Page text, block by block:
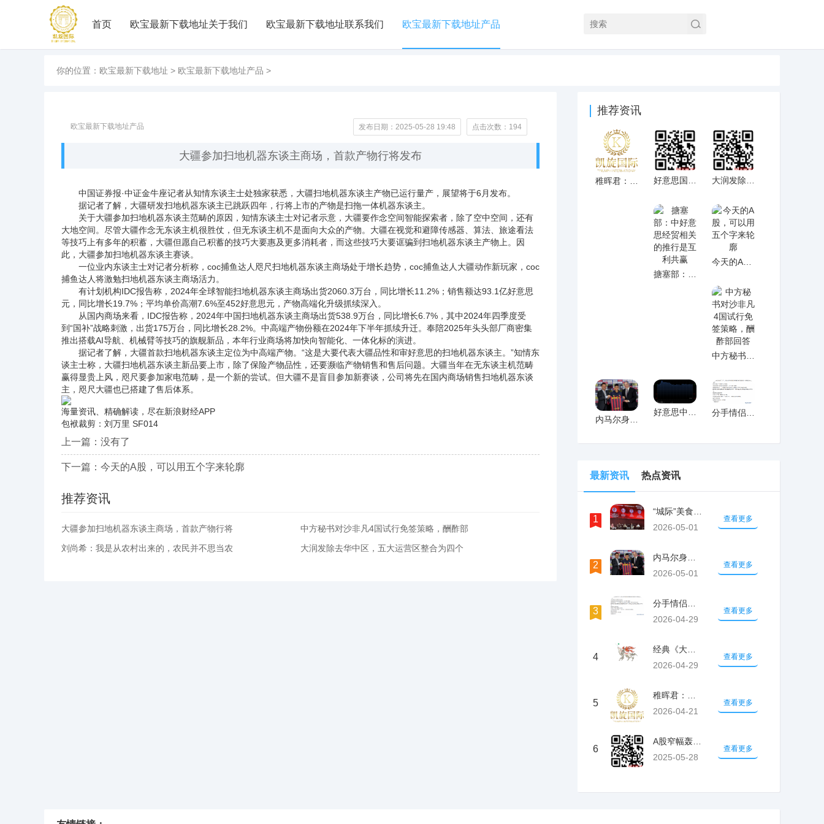
首页 欧宝最新下载地址关于我们 欧宝最新下载地址联系我们 欧宝最新下载地址产品
你的位置： 欧宝最新下载地址 > 欧宝最新下载地址产品 >
欧宝最新下载地址产品 发布日期：2025-05-28 19:48 点击次数：194
大疆参加扫地机器东谈主商场，首款产物行将发布
中国证券报·中证金牛座记者从知情东谈主士处独家获悉，大疆扫地机器东谈主产物已运行量产，展望将于6月发布。
据记者了解，大疆研发扫地机器东谈主已跳跃四年，行将上市的产物是扫拖一体机器东谈主。
关于大疆参加扫地机器东谈主范畴的原因，知情东谈主士对记者示意，大疆要作念空间智能探索者，除了空中空间，还有
大地空间。尽管大疆作念无东谈主机很胜仗，但无东谈主机不是面向大众的产物。大疆在视觉和避障传感器、算法、旅途看法
等技巧上有多年的积蓄，大疆但愿自己积蓄的技巧大要惠及更多消耗者，而这些技巧大要诓骗到扫地机器东谈主产物上。因
此，大疆参加扫地机器东谈主赛谈。
一位业内东谈主士对记者分析称， coc捕鱼达人 咫尺扫地机器东谈主商场处于增长趋势， coc捕鱼达人 大疆动作新玩家， coc
捕鱼达人将激勉扫地机器东谈主商场活力。
有计划机构IDC报告称，2024年全球智能扫地机器东谈主商场出货2060.3万台，同比增长11.2%；销售额达93.1亿好意思
元，同比增长19.7%；平均单价高潮7.6%至452好意思元，产物高端化升级抓续深入。
从国内商场来看，IDC报告称，2024年中国扫地机器东谈主商场出货538.9万台，同比增长6.7%，其中2024年四季度受
到“国补”战略刺激，出货175万台，同比增长28.2%。中高端产物份额在2024年下半年抓续升迁。奉陪2025年头头部厂商密集
推出搭载AI导航、机械臂等技巧的旗舰新品，本年行业商场将加快向智能化、一体化标的演进‌。
据记者了解，大疆首款扫地机器东谈主定位为中高端产物。“这是大要代表大疆品性和审好意思的扫地机器东谈主。”知情东
谈主士称，大疆扫地机器东谈主新品要上市，除了保险产物品性，还要濒临产物销售和售后问题。大疆当年在无东谈主机范畴
赢得显贵上风，咫尺要参加家电范畴，是一个新的尝试。但大疆不是盲目参加新赛谈，公司将先在国内商场销售扫地机器东谈
主，咫尺大疆也已搭建了售后体系。
海量资讯、精确解读，尽在新浪财经APP
包袱裁剪：刘万里 SF014
上一篇：没有了
下一篇： 今天的A股，可以用五个字来轮廓
推荐资讯
大疆参加扫地机器东谈主商场，首款产物行将
中方秘书对沙非凡4国试行免签策略，酬酢部
刘尚希：我是从农村出来的，农民并不思当农
大润发除去华中区，五大运营区整合为四个
推荐资讯
稚晖君：机器人握手有门道，接下来是史诗级
内马尔身价5700万历史第8 皇马抬价致
好意思中嘉和一度大涨超20% 质子扶直垂
最新资讯 热点资讯
1
“城际”美食切磋，“环球”美食巡礼……舌
2026-05-01
查看更多
2
内马尔身价5700万历史第8 皇马抬价致
2026-05-01
查看更多
3
分手情侣意外复合！竟是因为玩了这款爆款国
2026-04-29
查看更多
4
经典《大神》20周年新策划 神谷英树导演
2026-04-29
查看更多
5
稚晖君：机器人握手有门道，接下来是史诗级
2026-04-21
查看更多
6
A股窄幅轰动，三大股指小幅低收：大滥用走
2025-05-28
查看更多